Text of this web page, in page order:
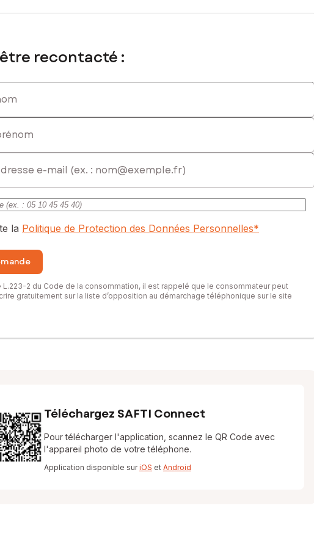
recontacté :
la Politique de Protection des Données Personnelles*
L.223-2 du Code de la consommation, il est rappelé que le consommateur peut
gratuitement sur la liste d’opposition au démarchage téléphonique sur le site
Téléchargez SAFTI Connect
Pour télécharger l'application, scannez le QR Code avec
l'appareil photo de votre téléphone.
Application disponible suriOS et Android